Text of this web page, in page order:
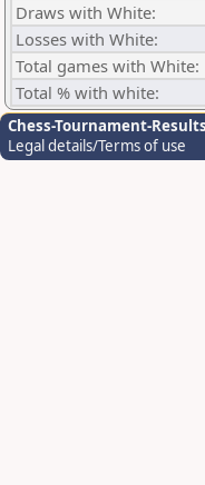
Draws with White:
Losses with White:
Total games with White:
Total % with white:
Chess-Tournament-
Legal details/Terms of use